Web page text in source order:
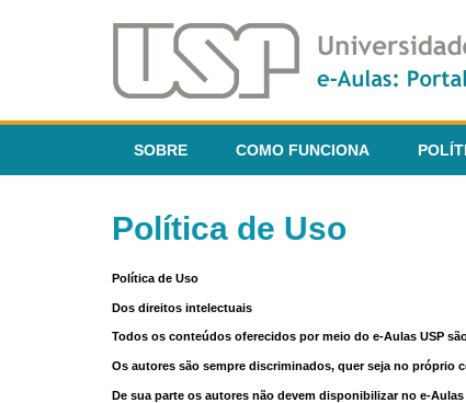
SOBRE COMO FUNCIONA
Política de Uso
Política de Uso
Dos direitos intelectuais
Todos os conteúdos oferecidos por meio do e-Aulas USP
Os autores são sempre discriminados, quer seja no próprio
De sua parte os autores não devem disponibilizar no e-